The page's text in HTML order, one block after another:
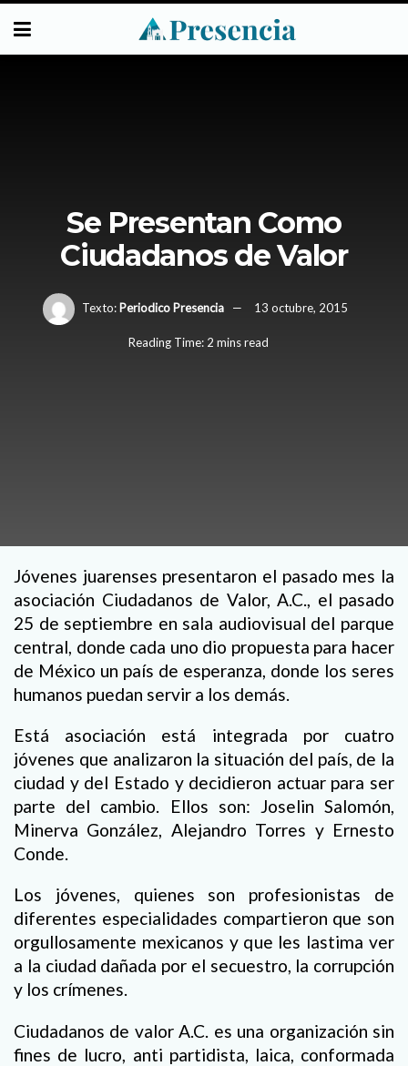
Se Presentan Como
Ciudadanos de Valor
Texto: Periodico Presencia 13 octubre, 2015
Reading Time: 2 mins read
Jóvenes juarenses presentaron el pasado mes la
asociación Ciudadanos de Valor, A.C., el pasado
25 de septiembre en sala audiovisual del parque
central, donde cada uno dio propuesta para hacer
de México un país de esperanza, donde los seres
humanos puedan servir a los demás.
Está asociación está integrada por cuatro
jóvenes que analizaron la situación del país, de la
ciudad y del Estado y decidieron actuar para ser
parte del cambio. Ellos son: Joselin Salomón,
Minerva González, Alejandro Torres y Ernesto
Conde.
Los jóvenes, quienes son profesionistas de
diferentes especialidades compartieron que son
orgullosamente mexicanos y que les lastima ver
a la ciudad dañada por el secuestro, la corrupción
y los crímenes.
Ciudadanos de valor A.C. es una organización sin
fines de lucro, anti partidista, laica, conformada